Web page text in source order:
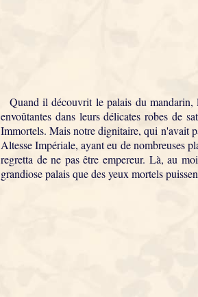
Quand il découvrit le palais du mandarin,
envoûtantes dans leurs délicates robes de
Immortels. Mais notre dignitaire, qui n'avait
Altesse Impériale, ayant eu de nombreuses
regretta de ne pas être empereur. Là, au
grandiose palais que des yeux mortels